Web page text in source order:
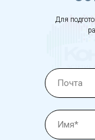
Для